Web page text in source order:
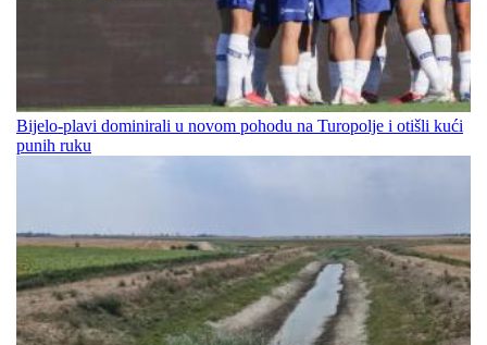
Bijelo-plavi dominirali u novom pohodu na Turopolje i otišli kući
punih ruku